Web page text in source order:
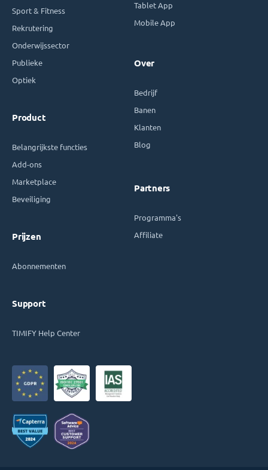
Sport & Fitness
Rekrutering
Onderwijssector
Publieke
Optiek
Product
Belangrijkste functies
Add-ons
Marketplace
Beveiliging
Prijzen
Abonnementen
Support
TIMIFY Help Center
Tablet App
Mobile App
Over
Bedrijf
Banen
Klanten
Blog
Partners
Programma's
Affiliate